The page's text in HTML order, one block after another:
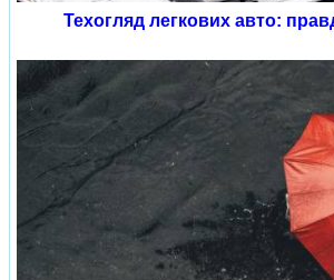
Техогляд легкових авто: